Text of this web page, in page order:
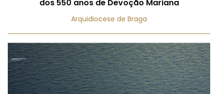
dos 550 anos de Devoção Mariana
Arquidiocese de Braga